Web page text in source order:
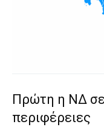
Πρώτη η ΝΔ σε
περιφέρειες